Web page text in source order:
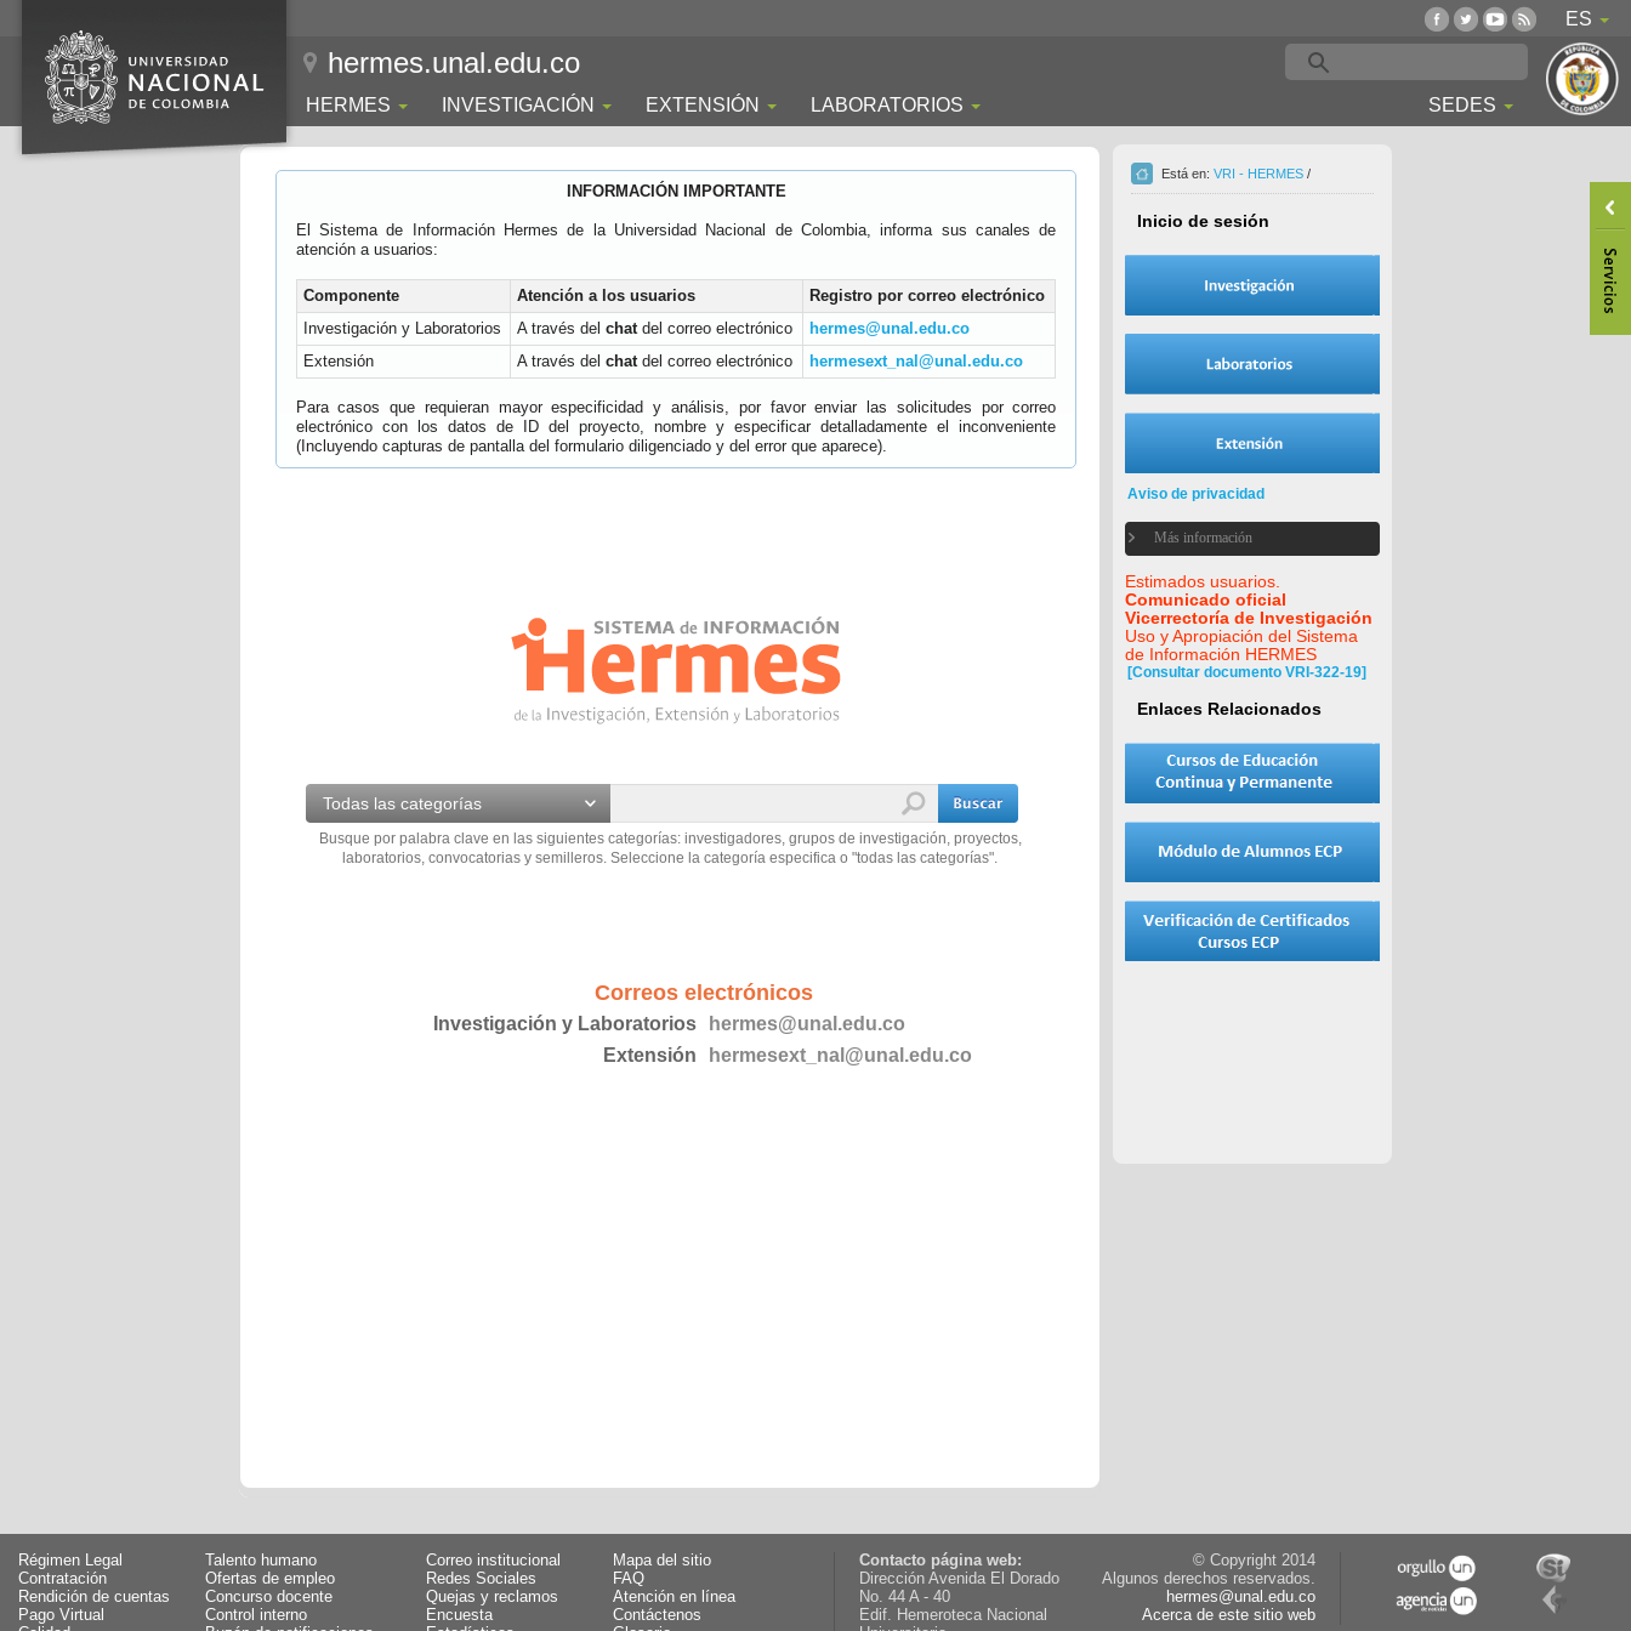
ES
hermes.unal.edu.co
HERMES INVESTIGACIÓN EXTENSIÓN LABORATORIOS SEDES
INFORMACIÓN IMPORTANTE
El Sistema de Información Hermes de la Universidad Nacional de Colombia, informa sus canales de
atención a usuarios:
Componente Atención a los usuarios
Registro por correo electrónico
Investigación y Laboratorios
A través del chatdel correo electrónico
hermes@unal.edu.co
Extensión
A través del chatdel correo electrónico hermesext_nal@unal.edu.co
Para casos que requieran mayor especificidad y análisis, por favor enviar las solicitudes por correo
electrónico con los datos de ID del proyecto, nombre y especificar detalladamente el inconveniente
(Incluyendo capturas de pantalla del formulario diligenciado y del error que aparece).
Todas las categorías
Busque por palabra clave en las siguientes categorías: investigadores, grupos de investigación, proyectos,
laboratorios, convocatorias y semilleros. Seleccione la categoría especifica o "todas las categorías".
Correos electrónicos
Investigación y Laboratorios
hermes@unal.edu.co
Extensión
hermesext_nal@unal.edu.co
Está en: VRI - HERMES /
Inicio de sesión
Aviso de privacidad
Más información
Estimados usuarios.
Comunicado oficial
Vicerrectoría de Investigación
Uso y Apropiación del Sistema
de Información HERMES
[Consultar documento VRI-322-19]
Enlaces Relacionados
Régimen Legal
Talento humano
Contratación
Ofertas de empleo
Rendición de cuentas
Concurso docente
Pago Virtual
Control interno
Correo institucional
Mapa del sitio
Redes Sociales
FAQ
Quejas y reclamos
Atención en línea
Encuesta
Contáctenos
Contacto página web:
Dirección Avenida El Dorado
No. 44 A - 40
Edif. Hemeroteca Nacional
© Copyright 2014
Algunos derechos reservados.
hermes@unal.edu.co
Acerca de este sitio web